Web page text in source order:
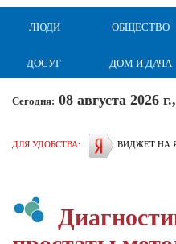
ЛЮДИ ОБЩЕСТВО
ДОСУГ ДОМ И ДАЧА
Сегодня: 08 августа 2026
ДЛЯ УДОБСТВА: ВИДЖЕТ НА